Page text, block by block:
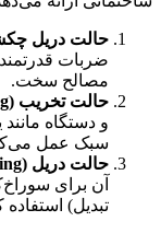
حالت دریل
ضربات
مصالح سخت.
حالت تخریب (Chiseling):
و دستگاه
سبک عمل
حالت دریل (Drilling):
آن برای
تبدیل) استفاده